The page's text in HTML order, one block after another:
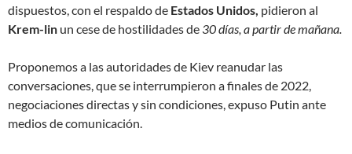
dispuestos, con el respaldo de Estados Unidos, pidieron al
Krem-lin un cese de hostilidades de 30 días, a partir de mañana.
Proponemos a las autoridades de Kiev reanudar las
conversaciones, que se interrumpieron a finales de 2022,
negociaciones directas y sin condiciones, expuso Putin ante
medios de comunicación.